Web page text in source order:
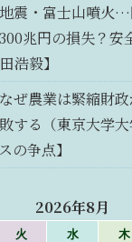
震・富士山噴火
兆円の損失？
浩毅】
ぜ農業は緊縮財
する（東京大学
の争点】
2026年8月
火 水 木